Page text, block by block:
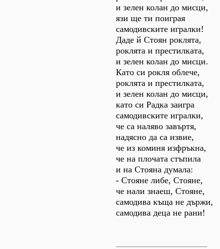
и зелен колан до мисци,
язи ще ти поиграя
самодивските игралки!
Даде й Стоян роклята,
роклята и престилката,
и зелен колан до мисци.
Като си рокля облече,
роклята и престилката,
и зелен колан до мисци,
като си Радка заигра
самодивските игралки,
че са наляво завъртя,
надясно да са извие,
че из коминя изфръкна,
че на плочата стъпила
и на Стояна думала:
- Стояне либе, Стояне,
че нали знаеш, Стояне,
самодива къща не държи,
самодива деца не рани!